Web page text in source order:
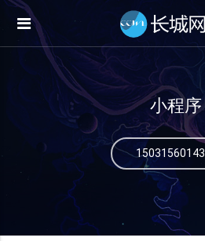
小程序
15031560143